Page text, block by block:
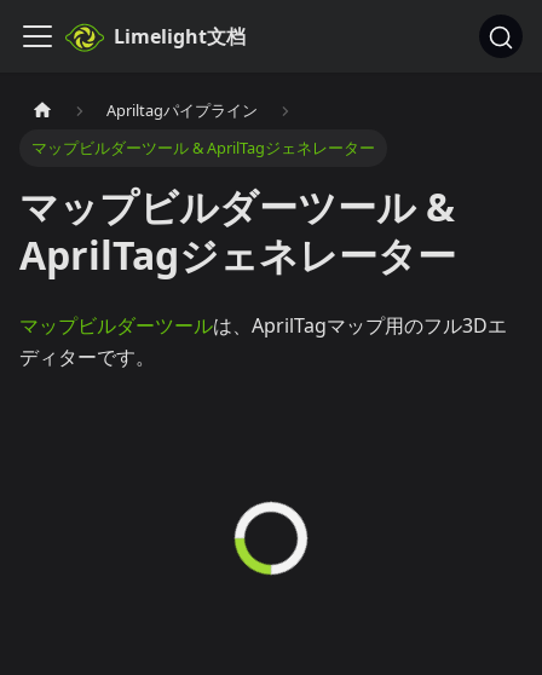
Limelight文档
Apriltagパイプライン
マップビルダーツール & AprilTagジェネレーター
マップビルダーツール &
AprilTagジェネレーター
マップビルダーツールは、AprilTagマップ用のフル3Dエ
ディターです。